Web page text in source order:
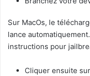
Sur MacOs, le
lance
instructions pour
Cliquer ensuite sur